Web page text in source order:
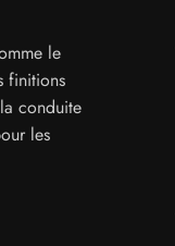
le
finitions
conduite
les